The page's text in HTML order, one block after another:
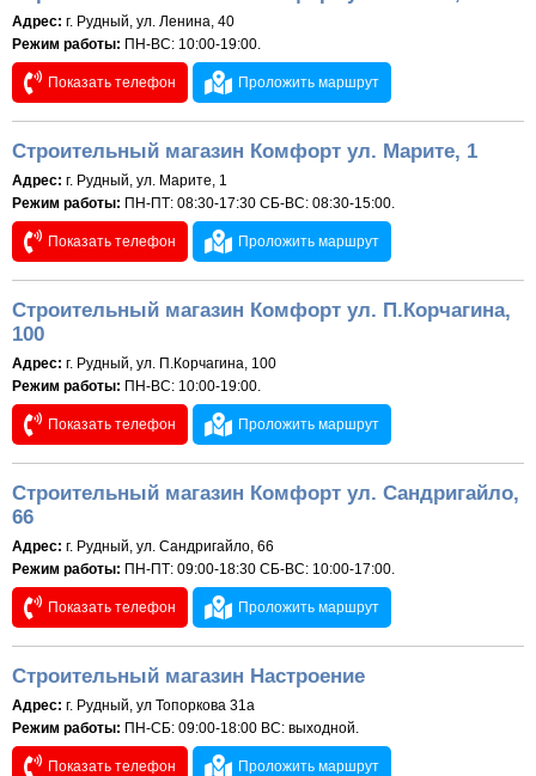
Адрес: г. Рудный, ул. Ленина, 40
Режим работы: ПН-ВС: 10:00-19:00.
Показать телефон Проложить маршрут
Строительный магазин Комфорт ул. Марите, 1
Адрес: г. Рудный, ул. Марите, 1
Режим работы: ПН-ПТ: 08:30-17:30 СБ-ВС: 08:30-15:00.
Показать телефон Проложить маршрут
Строительный магазин Комфорт ул. П.Корчагина,
100
Адрес: г. Рудный, ул. П.Корчагина, 100
Режим работы: ПН-ВС: 10:00-19:00.
Показать телефон Проложить маршрут
Строительный магазин Комфорт ул. Сандригайло,
66
Адрес: г. Рудный, ул. Сандригайло, 66
Режим работы: ПН-ПТ: 09:00-18:30 СБ-ВС: 10:00-17:00.
Показать телефон Проложить маршрут
Строительный магазин Настроение
Адрес: г. Рудный, ул Топоркова 31а
Режим работы: ПН-СБ: 09:00-18:00 ВС: выходной.
Показать телефон Проложить маршрут